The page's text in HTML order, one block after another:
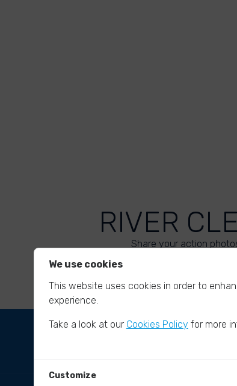
RIVER
Share your action
We use cookies
This website uses cookies in order to
experience.
Take a look at our Cookies Policy for more
Customize